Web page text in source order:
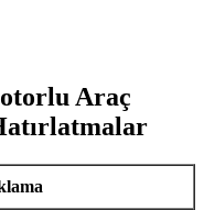
Araç